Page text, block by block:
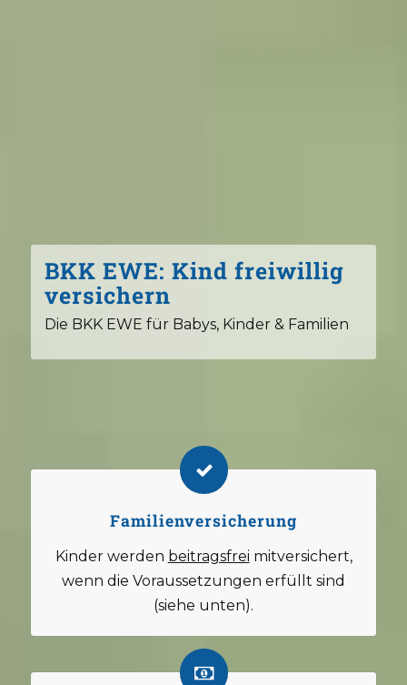
BKK EWE: Kind freiwillig
versichern
Die BKK EWE für Babys, Kinder & Familien
Familienversicherung
Kinder werden beitragsfrei mitversichert,
wenn die Voraussetzungen erfüllt sind
(siehe unten).